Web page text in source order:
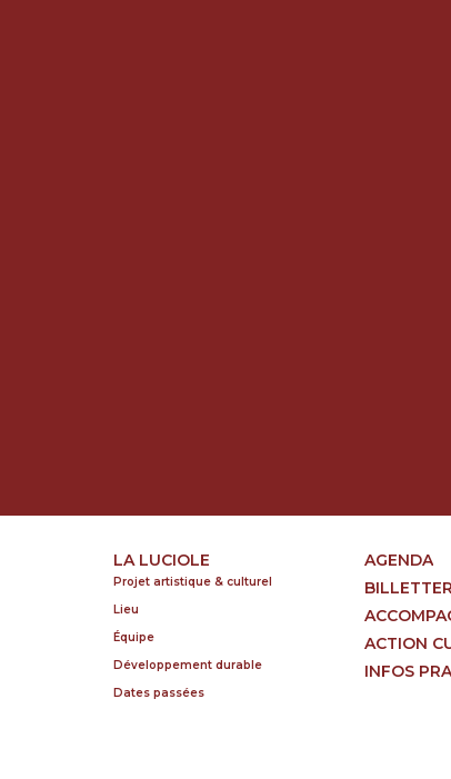
LA LUCIOLE
Projet artistique & culturel
Lieu
Équipe
Développement durable
Dates passées
AGENDA
ACTION
INFOS